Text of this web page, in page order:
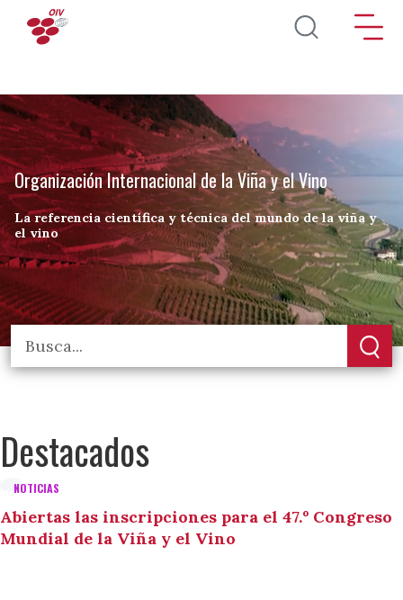
Pasar al contenido principal
Organización Internacional de la Viña y el Vino
La referencia científica y técnica del mundo de la viña y
el vino
Destacados
NOTICIAS
Abiertas las inscripciones para el 47.º Congreso
Mundial de la Viña y el Vino